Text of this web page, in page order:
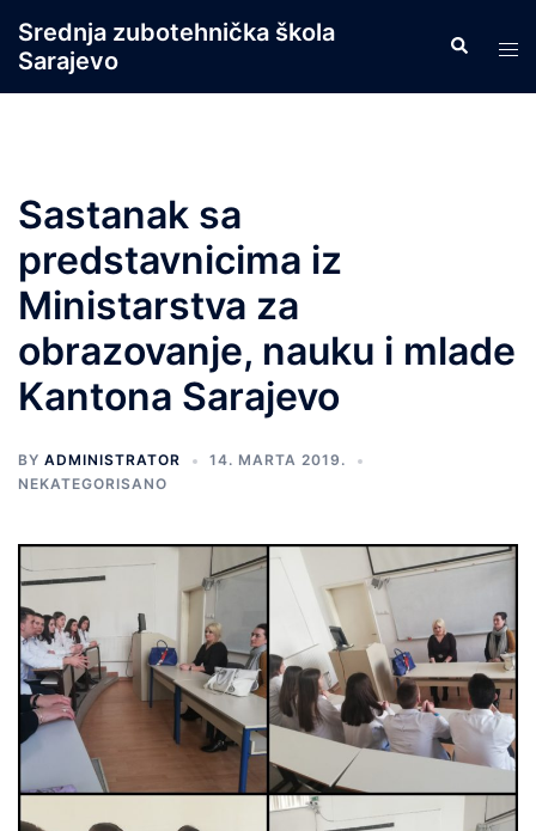
content
Srednja zubotehnička škola
Sarajevo
Search
Sastanak sa
predstavnicima iz
Ministarstva za
obrazovanje, nauku i mlade
Kantona Sarajevo
BY ADMINISTRATOR
14. MARTA 2019.
NEKATEGORISANO